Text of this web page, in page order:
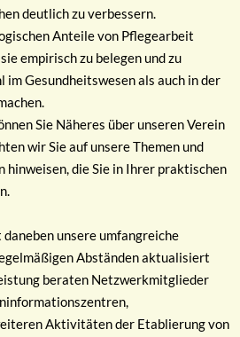
deutlich zu verbessern.
Anteile von Pflegearbeit
empirisch zu belegen und zu
im Gesundheitswesen als auch in der
Sie Näheres über unseren Verein
wir Sie auf unsere Themen und
die Sie in Ihrer praktischen
unsere umfangreiche
Abständen aktualisiert
beraten Netzwerkmitglieder
Aktivitäten der Etablierung von